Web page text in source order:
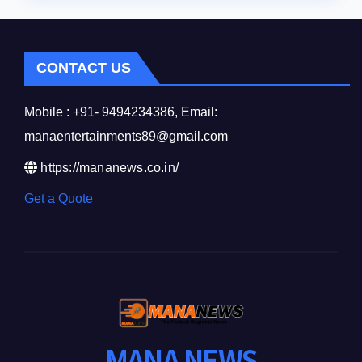
CONTACT US
Mobile : +91- 9494234386, Email:
manaentertainments89@gmail.com
https://mananews.co.in/
Get a Quote